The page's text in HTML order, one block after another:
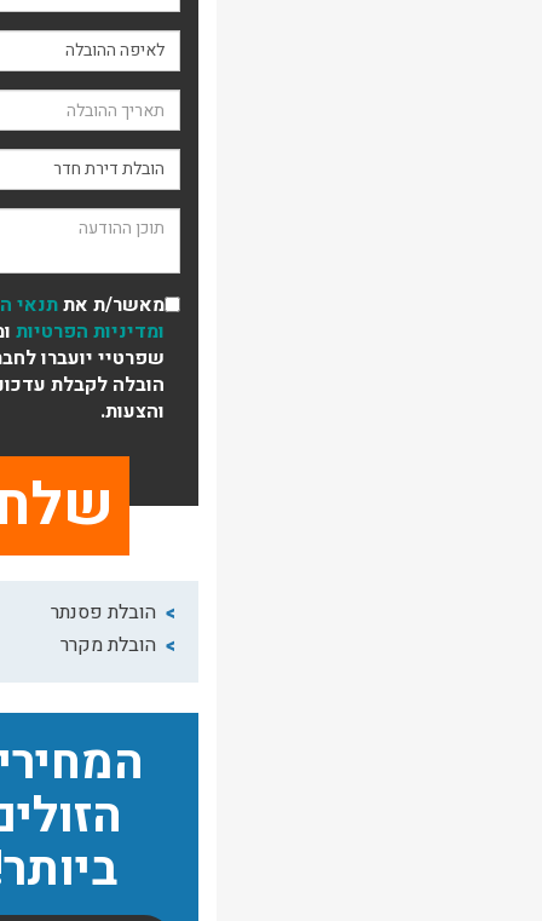
תאריך ההובלה
סוג ההובלה
תוכן ההודעה
מאשר/ת אתתנאי
ומדיניות הפרטיות
שפרטיי יועברו
הובלה לקבלת
והצעות.
הובלת פסנתר
הובלת מקרר